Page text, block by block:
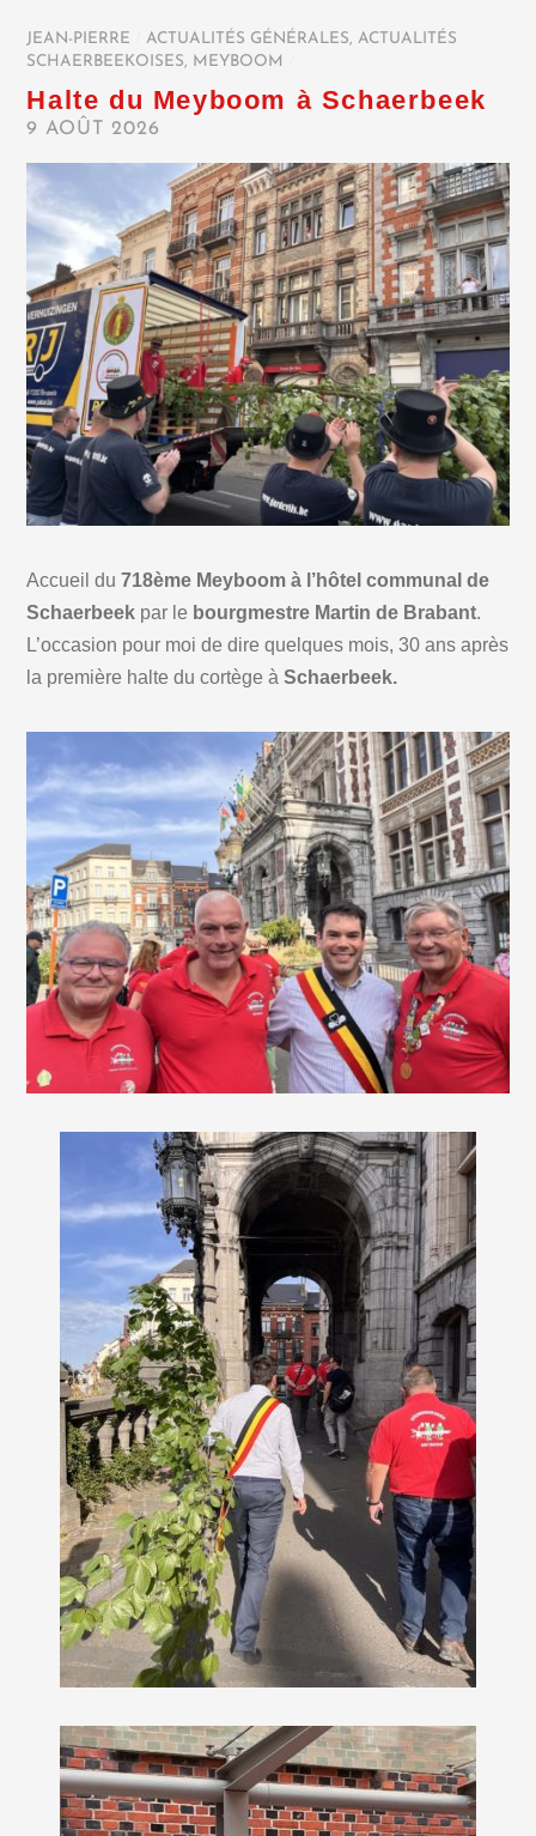
JEAN-PIERRE ACTUALITÉS GÉNÉRALES,ACTUALITÉS
SCHAERBEEKOISES, MEYBOOM
Halte du Meyboom à Schaerbeek
9 AOÛT 2026
Accueil du 718ème Meyboom à l’hôtel communal de
Schaerbeek par le bourgmestre Martin de Brabant.
L’occasion pour moi de dire quelques mois, 30 ans après
la première halte du cortège àSchaerbeek.